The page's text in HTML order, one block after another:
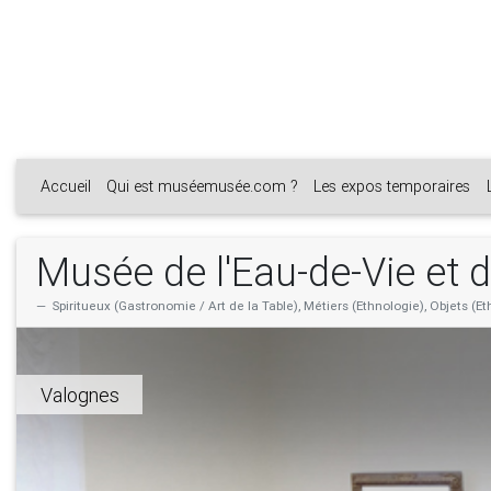
Accueil Qui est muséemusée.com ? Les expos temporaires
Musée de l'Eau-de-Vie et
Spiritueux (Gastronomie / Art de la Table), Métiers (Ethnologie), Objets
Valognes